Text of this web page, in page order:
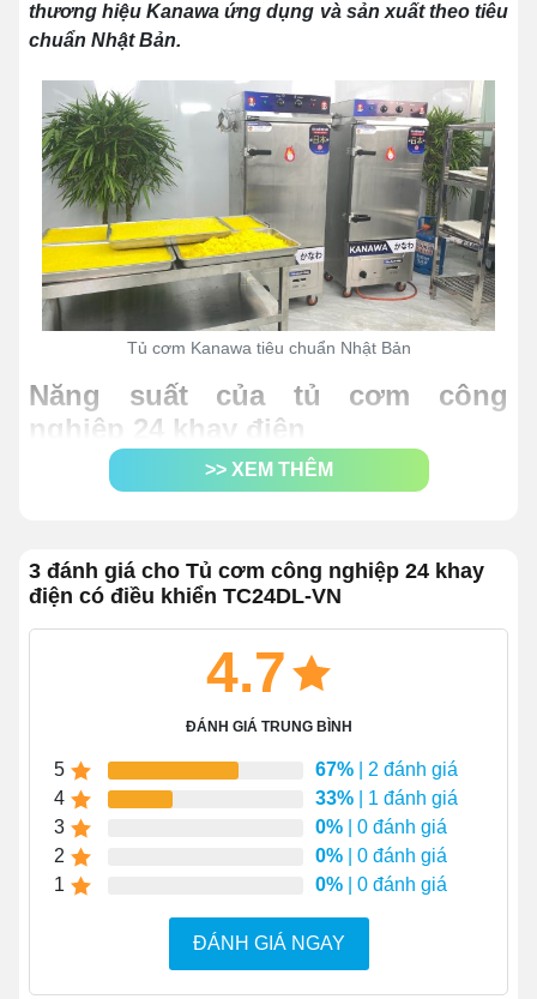
thương hiệu Kanawa ứng dụng và sản xuất theo tiêu
chuẩn Nhật Bản.
Tủ cơm Kanawa tiêu chuẩn Nhật Bản
Năng suất của tủ cơm công
nghiệp 24 khay điện
Tủ cơm 24 khay điện gas là dòng tủ giúp đáp ứng nhu
điện năng tối đa phù hợp cho cả những bếp ăn tập thể
tại xí nghiệp, nhà máy, ...
>> XEM THÊM
3 đánh giá cho Tủ cơm công nghiệp 24 khay
điện có điều khiển TC24DL-VN
4.7
ĐÁNH GIÁ TRUNG BÌNH
5 67% | 2 đánh giá
4
33% | 1 đánh giá
3
0% | 0 đánh giá
2
0% | 0 đánh giá
1
0% | 0 đánh giá
ĐÁNH GIÁ NGAY